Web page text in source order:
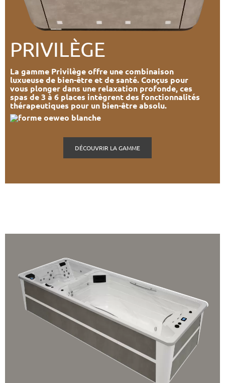
PRIVILÈGE
La gamme Privilège offre une combinaison
luxueuse de bien-être et de santé. Conçus pour
vous plonger dans une relaxation profonde, ces
spas de 3 à 6 places intègrent des fonctionnalités
thérapeutiques pour un bien-être absolu.
DÉCOUVRIR LA GAMME